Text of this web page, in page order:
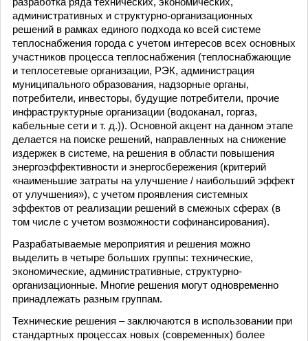
административных и структурно-организационных
решений в рамках единого подхода ко всей системе
теплоснабжения города с учетом интересов всех основных
участников процесса теплоснабжения (теплоснабжающие
и теплосетевые организации, РЭК, администрация
муниципального образования, надзорные органы,
потребители, инвесторы, будущие потребители, прочие
инфраструктурные организации (водоканал, горгаз,
кабельные сети и т. д.)). Основной акцент на данном этапе
делается на поиске решений, направленных на снижение
издержек в системе, на решения в области повышения
энергоэффективности и энергосбережения (критерий
«наименьшие затраты на улучшение / наибольший эффект
от улучшения»), с учетом проявления системных
эффектов от реализации решений в смежных сферах (в
том числе с учетом возможности софинансирования).
Разрабатываемые мероприятия и решения можно
выделить в четыре больших группы: технические,
экономические, административные, структурно-
организационные. Многие решения могут одновременно
принадлежать разным группам.
Технические решения – заключаются в использовании при
стандартных процессах новых (современных) более